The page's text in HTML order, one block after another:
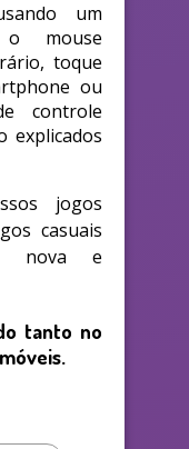
um
o mouse
toque
ou
controle
explicados
jogos
casuais
nova e
tanto no